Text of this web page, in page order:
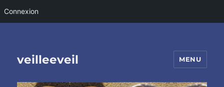
Connexion
veilleeveil MENU